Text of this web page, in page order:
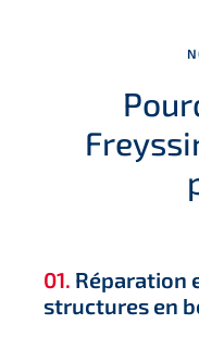
01. Réparation
structures en